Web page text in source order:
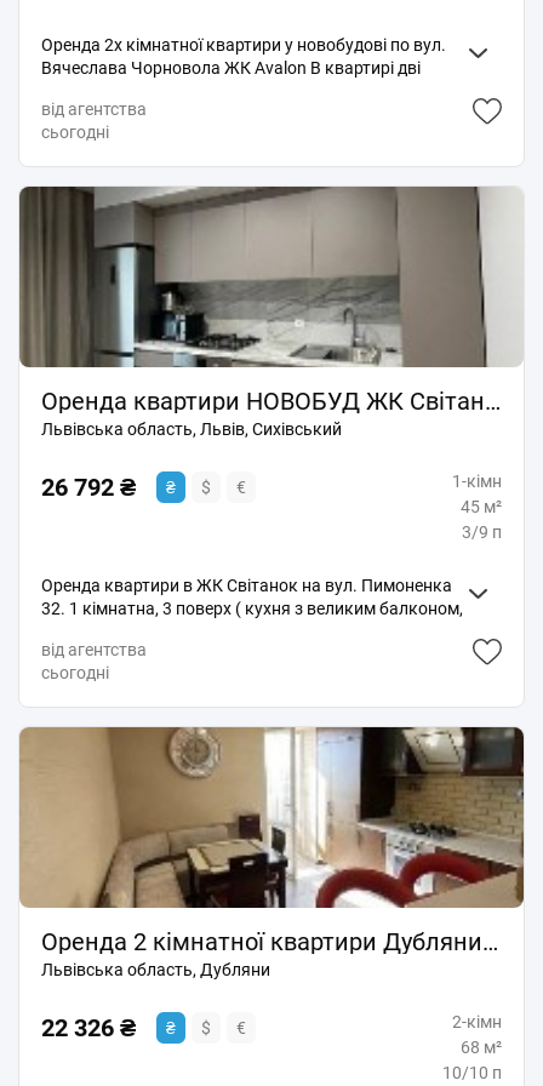
Оренда 2х кімнатної квартири у новобудові по вул.
Вячеслава Чорновола ЖК Avalon В квартирі дві
великий балкон Індивідуальне опалення, підігрів
підлоги, посудомийка, оптоволокно
від агентства
сьогодні
Оренда квартири НОВОБУД ЖК Світанок на вул. Пимоненка
Львівська область, Львів, Сихівський
26 792 ₴ ₴ $ €
1-кімн
45 м²
3/9 п
Оренда квартири в ЖК Світанок на вул. Пимоненка
32. 1 кімнатна, 3 поверх ( кухня з великим балконом,
Додатково комірка зі стелажами в паркінгу для
зберігання габаритних предметів і речей. Квартира
КОД 3352
від агентства
сьогодні
Оренда 2 кімнатної квартири Дубляни передмістя Львова
Львівська область, Дубляни
22 326 ₴ ₴ $ €
2-кімн
68 м²
10/10 п